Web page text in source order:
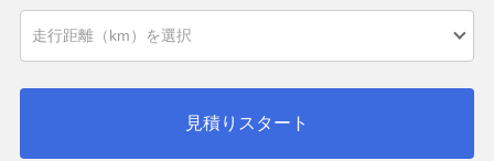
見積りスタート